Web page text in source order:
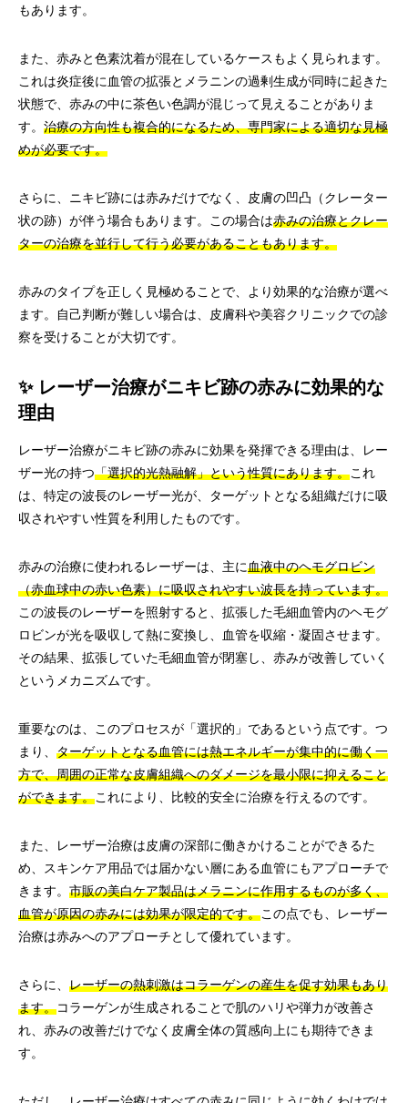
もあります。
また、赤みと色素沈着が混在しているケースもよく見られます。
これは炎症後に血管の拡張とメラニンの過剰生成が同時に起きた
状態で、赤みの中に茶色い色調が混じって見えることがありま
す。 治療の方向性も複合的になるため、専門家による適切な見極
めが必要です。
さらに、ニキビ跡には赤みだけでなく、皮膚の凹凸（クレーター
状の跡）が伴う場合もあります。この場合は赤みの治療とクレー
ターの治療を並行して行う必要があることもあります。
赤みのタイプを正しく見極めることで、より効果的な治療が選べ
ます。自己判断が難しい場合は、皮膚科や美容クリニックでの診
察を受けることが大切です。
✨ レーザー治療がニキビ跡の赤みに効果的な
理由
レーザー治療がニキビ跡の赤みに効果を発揮できる理由は、レー
ザー光の持つ「選択的光熱融解」という性質にあります。これ
は、特定の波長のレーザー光が、ターゲットとなる組織だけに吸
収されやすい性質を利用したものです。
赤みの治療に使われるレーザーは、主に血液中のヘモグロビン
（赤血球中の赤い色素）に吸収されやすい波長を持っています。
この波長のレーザーを照射すると、拡張した毛細血管内のヘモグ
ロビンが光を吸収して熱に変換し、血管を収縮・凝固させます。
その結果、拡張していた毛細血管が閉塞し、赤みが改善していく
というメカニズムです。
重要なのは、このプロセスが「選択的」であるという点です。つ
まり、 ターゲットとなる血管には熱エネルギーが集中的に働く一
方で、周囲の正常な皮膚組織へのダメージを最小限に抑えること
ができます。これにより、比較的安全に治療を行えるのです。
また、レーザー治療は皮膚の深部に働きかけることができるた
め、スキンケア用品では届かない層にある血管にもアプローチで
きます。 市販の美白ケア製品はメラニンに作用するものが多く、
血管が原因の赤みには効果が限定的です。この点でも、レーザー
治療は赤みへのアプローチとして優れています。
さらに、 レーザーの熱刺激はコラーゲンの産生を促す効果もあり
ます。コラーゲンが生成されることで肌のハリや弾力が改善さ
れ、赤みの改善だけでなく皮膚全体の質感向上にも期待できま
す。